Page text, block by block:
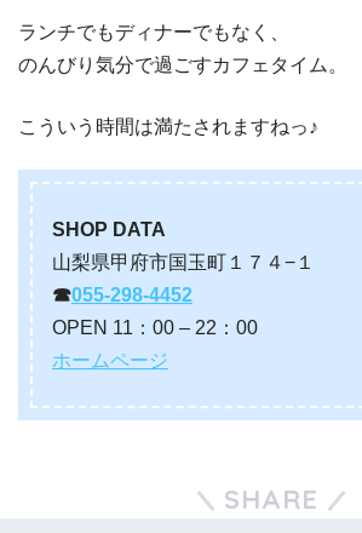
ランチでもディナーでもなく、
のんびり気分で過ごすカフェタイム。
こういう時間は満たされますねっ♪
SHOP DATA
山梨県甲府市国玉町１７４−１
☎︎055-298-4452
OPEN 11：00 – 22：00
ホームページ
SHARE